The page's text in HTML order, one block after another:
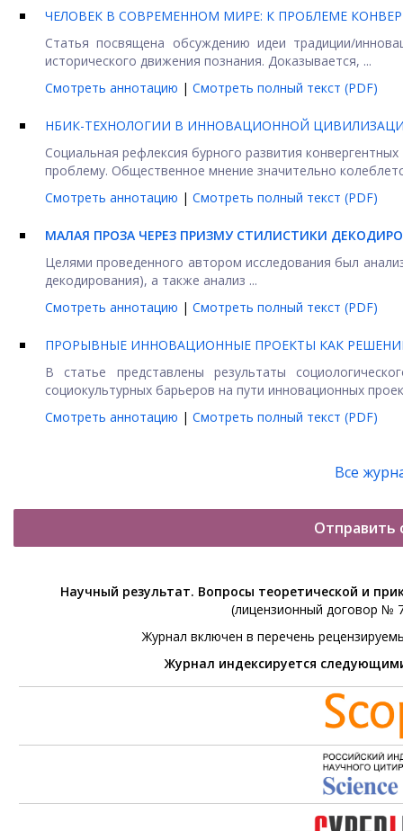
ЧЕЛОВЕК В СОВРЕМЕННОМ МИРЕ: К ПРОБЛЕМЕ
Статья посвящена обсуждению идеи традиции/
исторического движения познания. Доказывается, ...
Смотреть аннотацию | Смотреть полный текст (PDF)
НБИК-ТЕХНОЛОГИИ В ИННОВАЦИОННОЙ
Социальная рефлексия бурного развития
проблему. Общественное мнение значительно
Смотреть аннотацию | Смотреть полный текст (PDF)
МАЛАЯ ПРОЗА ЧЕРЕЗ ПРИЗМУ СТИЛИСТИКИ
Целями проведенного автором исследования был
декодирования), а также анализ ...
Смотреть аннотацию | Смотреть полный текст (PDF)
ПРОРЫВНЫЕ ИННОВАЦИОННЫЕ ПРОЕКТЫ КАК
В статье представлены результаты
социокультурных барьеров на пути инновационных
Смотреть аннотацию | Смотреть полный текст (PDF)
Все
Отправить
Научный результат. Вопросы теоретической и
(лицензионный договор №
Журнал включен в перечень
Журнал индексируется